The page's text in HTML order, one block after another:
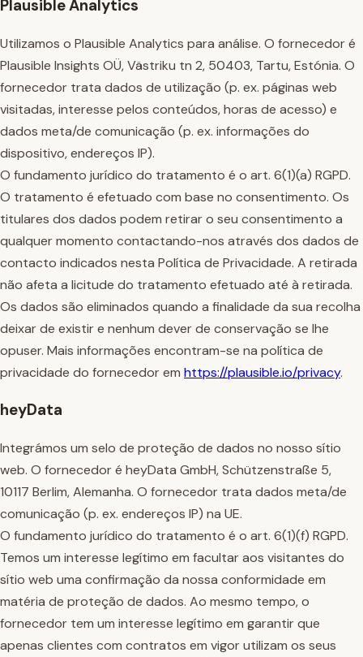
Plausible Analytics
Utilizamos o Plausible Analytics para análise. O fornecedor é
Plausible Insights OÜ, Västriku tn 2, 50403, Tartu, Estónia. O
fornecedor trata dados de utilização (p. ex. páginas web
visitadas, interesse pelos conteúdos, horas de acesso) e
dados meta/de comunicação (p. ex. informações do
dispositivo, endereços IP).
O fundamento jurídico do tratamento é o art. 6(1)(a) RGPD.
O tratamento é efetuado com base no consentimento. Os
titulares dos dados podem retirar o seu consentimento a
qualquer momento contactando-nos através dos dados de
contacto indicados nesta Política de Privacidade. A retirada
não afeta a licitude do tratamento efetuado até à retirada.
Os dados são eliminados quando a finalidade da sua recolha
deixar de existir e nenhum dever de conservação se lhe
opuser. Mais informações encontram-se na política de
privacidade do fornecedor em https://plausible.io/privacy.
heyData
Integrámos um selo de proteção de dados no nosso sítio
web. O fornecedor é heyData GmbH, Schützenstraße 5,
10117 Berlim, Alemanha. O fornecedor trata dados meta/de
comunicação (p. ex. endereços IP) na UE.
O fundamento jurídico do tratamento é o art. 6(1)(f) RGPD.
Temos um interesse legítimo em facultar aos visitantes do
sítio web uma confirmação da nossa conformidade em
matéria de proteção de dados. Ao mesmo tempo, o
fornecedor tem um interesse legítimo em garantir que
apenas clientes com contratos em vigor utilizam os seus